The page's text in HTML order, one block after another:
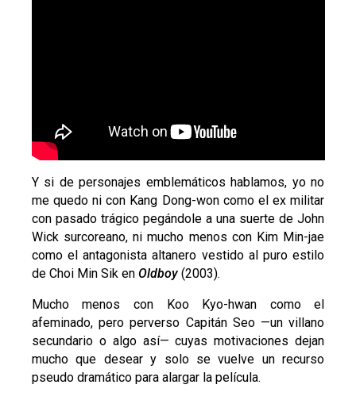
Y si de personajes emblemáticos hablamos, yo no
me quedo ni con Kang Dong-won como el ex militar
con pasado trágico pegándole a una suerte de John
Wick surcoreano, ni mucho menos con Kim Min-jae
como el antagonista altanero vestido al puro estilo
de Choi Min Sik en Oldboy(2003).
Mucho menos con Koo Kyo-hwan como el
afeminado, pero perverso Capitán Seo —un villano
secundario o algo así— cuyas motivaciones dejan
mucho que desear y solo se vuelve un recurso
pseudo dramático para alargar la película.